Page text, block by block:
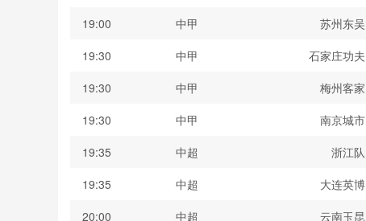
19:00
中甲 苏州东吴
19:30
中甲 石家庄功夫
19:30
中甲 梅州客家
19:30
中甲 南京城市
19:35
中超 浙江队
19:35
中超 大连英博
20:00
中超 云南玉昆